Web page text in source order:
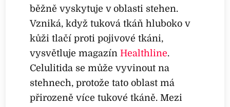
běžně vyskytuje v oblasti stehen.
Vzniká, když tuková tkáň hluboko v
kůži tlačí proti pojivové tkáni,
vysvětluje magazínHealthline.
Celulitida se může vyvinout na
stehnech, protože tato oblast má
přirozeně více tukové tkáně. Mezi